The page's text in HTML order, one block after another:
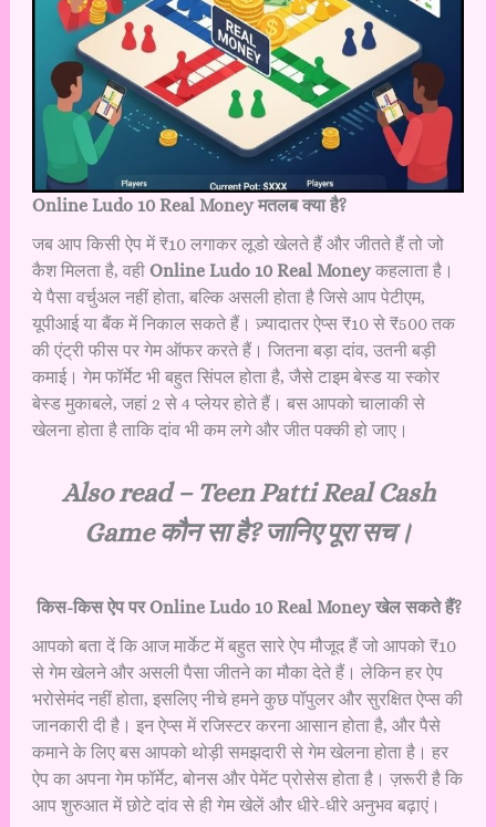
Online Ludo 10 Real Money मतलब क्या है?
जब आप किसी ऐप में ₹10 लगाकर लूडो खेलते हैं और जीतते हैं तो जो
कैश मिलता है, वही Online Ludo 10 Real Moneyकहलाता है।
ये पैसा वर्चुअल नहीं होता, बल्कि असली होता है जिसे आप पेटीएम,
यूपीआई या बैंक में निकाल सकते हैं। ज़्यादातर ऐप्स ₹10 से ₹500 तक
की एंट्री फीस पर गेम ऑफर करते हैं। जितना बड़ा दांव, उतनी बड़ी
कमाई। गेम फॉर्मेट भी बहुत सिंपल होता है, जैसे टाइम बेस्ड या स्कोर
बेस्ड मुकाबले, जहां 2 से 4 प्लेयर होते हैं। बस आपको चालाकी से
खेलना होता है ताकि दांव भी कम लगे और जीत पक्की हो जाए।
Also read – Teen Patti Real Cash
Game कौन सा है? जानिए पूरा सच।
किस-किस ऐप पर Online Ludo 10 Real Money खेल सकते हैं?
आपको बता दें कि आज मार्केट में बहुत सारे ऐप मौजूद हैं जो आपको ₹10
से गेम खेलने और असली पैसा जीतने का मौका देते हैं। लेकिन हर ऐप
भरोसेमंद नहीं होता, इसलिए नीचे हमने कुछ पॉपुलर और सुरक्षित ऐप्स की
जानकारी दी है। इन ऐप्स में रजिस्टर करना आसान होता है, और पैसे
कमाने के लिए बस आपको थोड़ी समझदारी से गेम खेलना होता है। हर
ऐप का अपना गेम फॉर्मेट, बोनस और पेमेंट प्रोसेस होता है। ज़रूरी है कि
आप शुरुआत में छोटे दांव से ही गेम खेलें और धीरे-धीरे अनुभव बढ़ाएं।